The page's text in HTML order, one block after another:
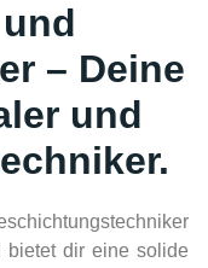
– Deine
und
dir eine solide